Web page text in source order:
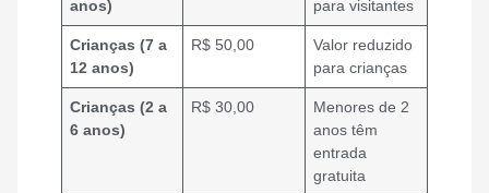
anos)
para visitantes
Crianças (7 a
12 anos)
R$ 50,00
Valor reduzido
para crianças
Crianças (2 a
6 anos)
R$ 30,00
Menores de 2
anos têm
entrada
gratuita